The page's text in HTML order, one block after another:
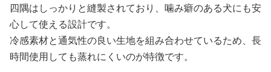
四隅はしっかりと縫製されており、噛み癖のある犬にも安
心して使える設計です。
冷感素材と通気性の良い生地を組み合わせているため、長
時間使用しても蒸れにくいのが特徴です。